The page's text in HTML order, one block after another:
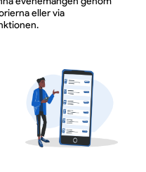
medicin och skratt i
publikfavorit med
och provokatör
och älskvärd med
som träffar
eller via